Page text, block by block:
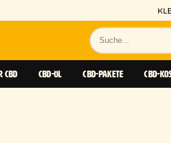
Suche
nach
Produkten
CBD CBD-ÖL CBD-PAKETE CBD-